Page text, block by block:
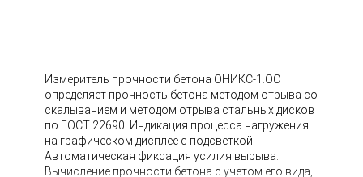
Измеритель прочности бетона ОНИКС-1.ОС
определяет прочность бетона методом отрыва со
скалыванием и методом отрыва стальных дисков
по ГОСТ 22690. Индикация процесса нагружения
на графическом дисплее с подсветкой.
Автоматическая фиксация усилия вырыва.
Вычисление прочности бетона с учетом его вида,